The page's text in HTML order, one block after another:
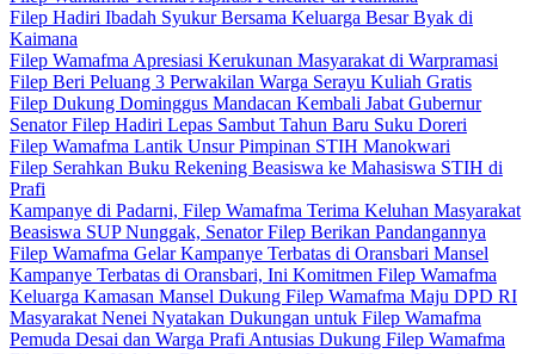
Filep Hadiri Ibadah Syukur Bersama Keluarga Besar Byak di
Kaimana
Filep Wamafma Apresiasi Kerukunan Masyarakat di Warpramasi
Filep Beri Peluang 3 Perwakilan Warga Serayu Kuliah Gratis
Filep Dukung Dominggus Mandacan Kembali Jabat Gubernur
Senator Filep Hadiri Lepas Sambut Tahun Baru Suku Doreri
Filep Wamafma Lantik Unsur Pimpinan STIH Manokwari
Filep Serahkan Buku Rekening Beasiswa ke Mahasiswa STIH di
Prafi
Kampanye di Padarni, Filep Wamafma Terima Keluhan Masyarakat
Beasiswa SUP Nunggak, Senator Filep Berikan Pandangannya
Filep Wamafma Gelar Kampanye Terbatas di Oransbari Mansel
Kampanye Terbatas di Oransbari, Ini Komitmen Filep Wamafma
Keluarga Kamasan Mansel Dukung Filep Wamafma Maju DPD RI
Masyarakat Nenei Nyatakan Dukungan untuk Filep Wamafma
Pemuda Desai dan Warga Prafi Antusias Dukung Filep Wamafma